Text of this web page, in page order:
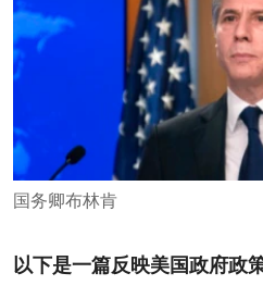
EUROPE
MIDDLE EAST
AID AND DEVELOPMENT
DEMOCRACY AND
ECONOMY AND TRADE
ENVIRONMENT AND HEALTH
IDEALS AND INSTITUTIONS
FOLLOW US
国务卿布林肯
以下是一篇反映美国政府政